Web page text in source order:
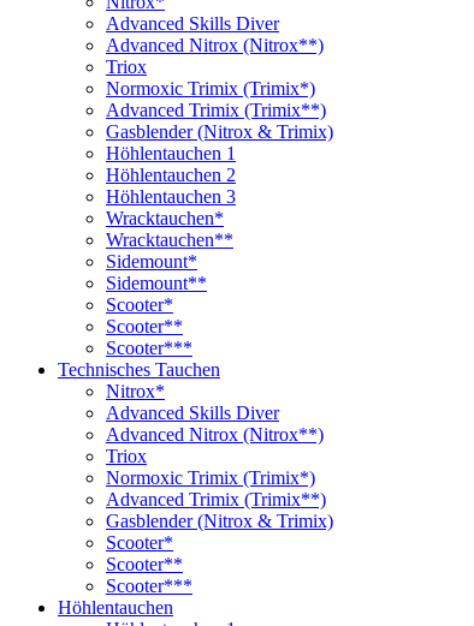
Advanced Skills Diver
Advanced Nitrox (Nitrox**)
Triox
Normoxic Trimix (Trimix*)
Advanced Trimix (Trimix**)
Gasblender (Nitrox & Trimix)
Höhlentauchen 1
Höhlentauchen 2
Höhlentauchen 3
Wracktauchen*
Wracktauchen**
Sidemount*
Sidemount**
Scooter*
Scooter**
Scooter***
Technisches Tauchen
Nitrox*
Advanced Skills Diver
Advanced Nitrox (Nitrox**)
Triox
Normoxic Trimix (Trimix*)
Advanced Trimix (Trimix**)
Gasblender (Nitrox & Trimix)
Scooter*
Scooter**
Scooter***
Höhlentauchen